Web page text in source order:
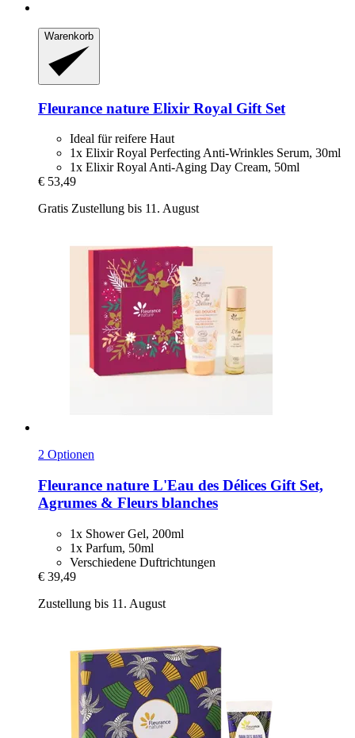
Warenkorb
Fleurance nature Elixir Royal Gift Set
Ideal für reifere Haut
1x Elixir Royal Perfecting Anti-Wrinkles Serum, 30ml
1x Elixir Royal Anti-Aging Day Cream, 50ml
€ 53,49
Gratis Zustellung bis 11. August
2 Optionen
Fleurance nature L'Eau des Délices Gift Set,
Agrumes & Fleurs blanches
1x Shower Gel, 200ml
1x Parfum, 50ml
Verschiedene Duftrichtungen
€ 39,49
Zustellung bis 11. August